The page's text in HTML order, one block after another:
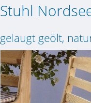
Stuhl
gelaugt geölt,